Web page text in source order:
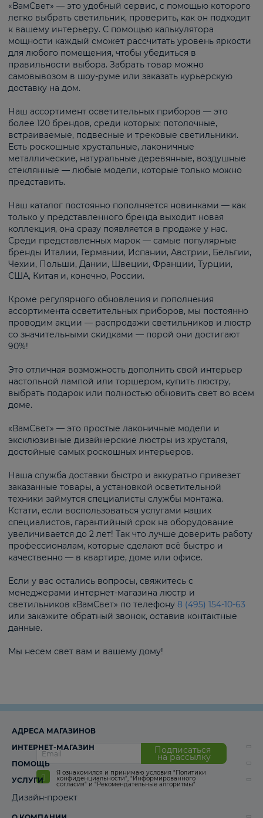
«ВамСвет» — это удобный сервис, с помощью которого
легко выбрать светильник, проверить, как он подходит
к вашему интерьеру. С помощью калькулятора
мощности каждый сможет рассчитать уровень яркости
для любого помещения, чтобы убедиться в
правильности выбора. Забрать товар можно
самовывозом в шоу-руме или заказать курьерскую
доставку на дом.
Наш ассортимент осветительных приборов — это
более 120 брендов, среди которых: потолочные,
встраиваемые, подвесные и трековые светильники.
Есть роскошные хрустальные, лаконичные
металлические, натуральные деревянные, воздушные
стеклянные — любые модели, которые только можно
представить.
Наш каталог постоянно пополняется новинками — как
только у представленного бренда выходит новая
коллекция, она сразу появляется в продаже у нас.
Среди представленных марок — самые популярные
бренды Италии, Германии, Испании, Австрии, Бельгии,
Чехии, Польши, Дании, Швеции, Франции, Турции,
США, Китая и, конечно, России.
Кроме регулярного обновления и пополнения
ассортимента осветительных приборов, мы постоянно
проводим акции — распродажи светильников и люстр
со значительными скидками — порой они достигают
90%!
Это отличная возможность дополнить свой интерьер
настольной лампой или торшером, купить люстру,
выбрать подарок или полностью обновить свет во всем
доме.
«ВамСвет» — это простые лаконичные модели и
эксклюзивные дизайнерские люстры из хрусталя,
достойные самых роскошных интерьеров.
Наша служба доставки быстро и аккуратно привезет
заказанные товары, а установкой осветительной
техники займутся специалисты службы монтажа.
Кстати, если воспользоваться услугами наших
специалистов, гарантийный срок на оборудование
увеличивается до 2 лет! Так что лучше доверить работу
профессионалам, которые сделают всё быстро и
качественно — в квартире, доме или офисе.
Если у вас остались вопросы, свяжитесь с
менеджерами интернет-магазина люстр и
светильников «ВамСвет» по телефону 8 (495) 154-10-63
или закажите обратный звонок, оставив контактные
данные.
Мы несем свет вам и вашему дому!
Подписаться
на рассылку
Я ознакомился и принимаю условия “Политики
конфиденциальности”, “Информированного
согласия“ и “Рекомендательные алгоритмы“
АДРЕСА МАГАЗИНОВ
ИНТЕРНЕТ-МАГАЗИН
ПОМОЩЬ
УСЛУГИ
Дизайн-проект